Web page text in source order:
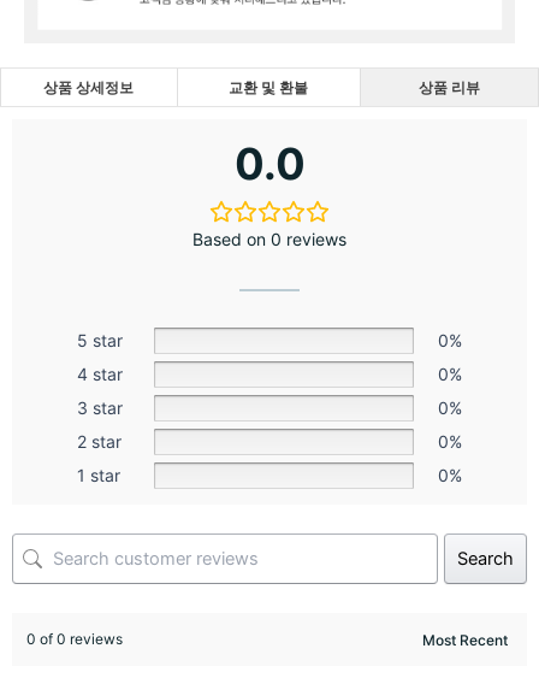
상품 상세정보 교환 및 환불 상품 리뷰
0.0
Based on 0 reviews
5 star
0%
4 star
0%
3 star
0%
2 star
0%
1 star
0%
Search
0 of 0 reviews